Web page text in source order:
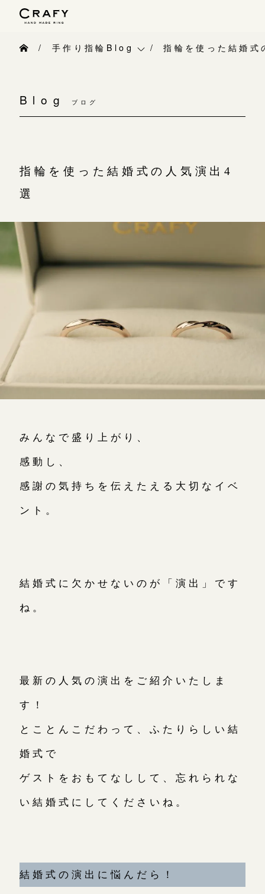
指輪制作の流れ
指輪作品集
工房一覧
よくあるご質問
アフターケア・保証
CRAFYについて
ブログ
プライバシーポリシー
用語集
Blog ブログ
手作り指輪Blog
手作り指輪作品集
お客様インタビュー
指輪を使った結婚
指輪を使った結婚式の人気演出4
選
みんなで盛り上がり、
感動し、
感謝の気持ちを伝えたえる大切なイベ
ント。
結婚式に欠かせないのが「演出」です
ね。
最新の人気の演出をご紹介いたしま
す！
とことんこだわって、ふたりらしい結
婚式で
ゲストをおもてなしして、忘れられな
い結婚式にしてくださいね。
結婚式の演出に悩んだら！